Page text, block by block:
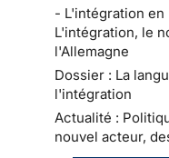
- L'intégration en
L'intégration, le
l'Allemagne
Dossier : La
l'intégration
Actualité :
nouvel acteur,